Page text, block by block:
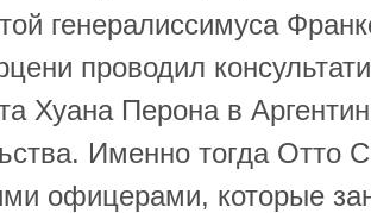
генералиссимуса
проводил
Хуана Перона в
Именно тогда Отто
офицерами, которые